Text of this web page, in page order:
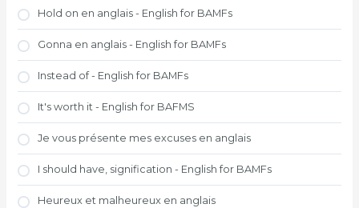
Hold on en anglais - English for BAMFs
Gonna en anglais - English for BAMFs
Instead of - English for BAMFs
It's worth it - English for BAFMS
Je vous présente mes excuses en anglais
I should have, signification - English for BAMFs
Heureux et malheureux en anglais